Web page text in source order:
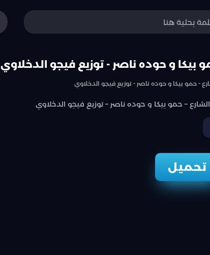
بيكا و حوده ناصر - توزيع فيجو الدخلاوي
- حمو بيكا و حوده ناصر - توزيع فيجو الدخلاوي
– حمو بيكا و حوده ناصر – توزيع فيجو الدخلاوي
تحميل